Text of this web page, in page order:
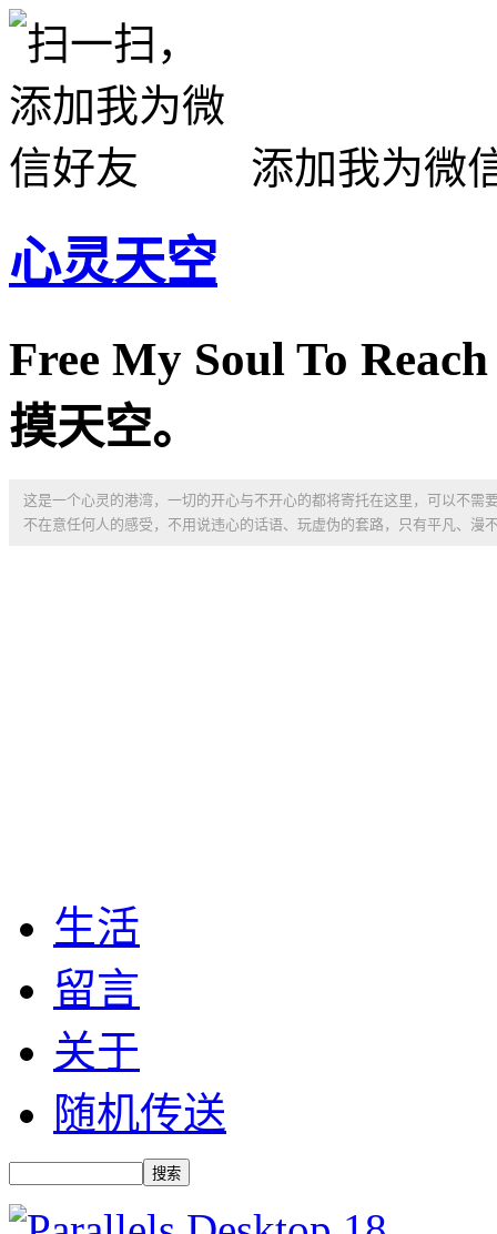
添加我为微
心灵天空
Free My Soul To
摸天空。
这是一个心灵的港湾，一切的开心与不开心的都将寄托在这里，可以不需
不在意任何人的感受，不用说违心的话语、玩虚伪的套路，只有平凡、漫
生活
留言
关于
随机传送